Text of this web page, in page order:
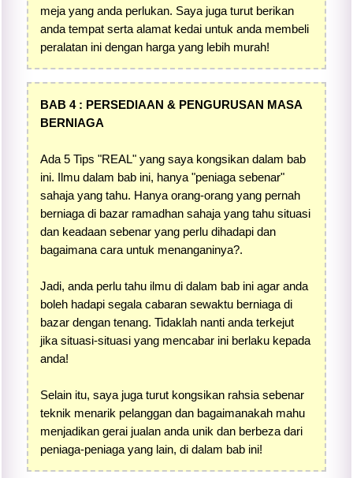
meja yang anda perlukan. Saya juga turut berikan
anda tempat serta alamat kedai untuk anda membeli
peralatan ini dengan harga yang lebih murah!
BAB 4 : PERSEDIAAN & PENGURUSAN MASA
BERNIAGA
Ada 5 Tips "REAL" yang saya kongsikan dalam bab
ini. Ilmu dalam bab ini, hanya "peniaga sebenar"
sahaja yang tahu. Hanya orang-orang yang pernah
berniaga di bazar ramadhan sahaja yang tahu situasi
dan keadaan sebenar yang perlu dihadapi dan
bagaimana cara untuk menanganinya?.
Jadi, anda perlu tahu ilmu di dalam bab ini agar anda
boleh hadapi segala cabaran sewaktu berniaga di
bazar dengan tenang. Tidaklah nanti anda terkejut
jika situasi-situasi yang mencabar ini berlaku kepada
anda!
Selain itu, saya juga turut kongsikan rahsia sebenar
teknik menarik pelanggan dan bagaimanakah mahu
menjadikan gerai jualan anda unik dan berbeza dari
peniaga-peniaga yang lain, di dalam bab ini!